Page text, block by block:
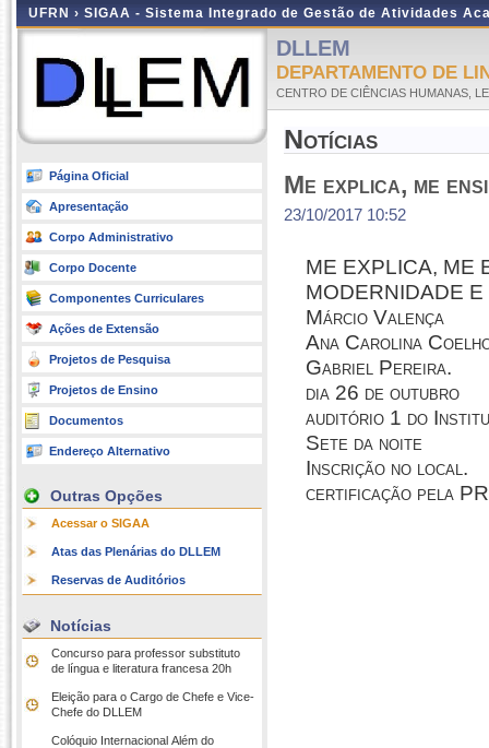
UFRN › SIGAA - Sistema Integrado de Gestão de Atividades
Página Oficial
Apresentação
Corpo Administrativo
Corpo Docente
Componentes Curriculares
Ações de Extensão
Projetos de Pesquisa
Projetos de Ensino
Documentos
Endereço Alternativo
Outras Opções
Acessar o SIGAA
Atas das Plenárias do DLLEM
Reservas de Auditórios
Notícias
Concurso para professor substituto
de língua e literatura francesa 20h
Eleição para o Cargo de Chefe e Vice-
Chefe do DLLEM
Colóquio Internacional Além do
DLLEM
DEPARTAMENTO DE
CENTRO DE CIÊNCIAS HUMANAS,
Notícias
Me explica, me
23/10/2017 10:52
ME EXPLICA, ME
MODERNIDADE
Márcio Valença
Ana Carolina
Gabriel Pereira.
dia 26 de outubro
auditório 1 do
Sete da noite
Inscrição no local.
certificação pela